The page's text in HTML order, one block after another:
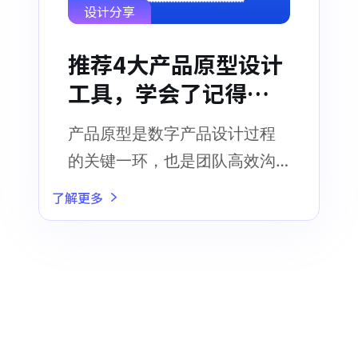
设计分享
推荐4大产品原型设计
工具，学会了记得收
藏！
产品原型是数字产品设计过程
的关键一环，也是团队高效沟
通的利器
了解更多